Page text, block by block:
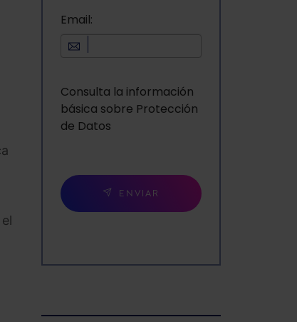
Email:
Consulta la información
básica sobre Protección
de Datos
ENVIAR